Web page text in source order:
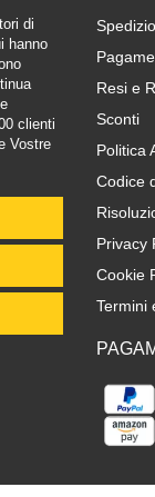
di
hanno
clienti
Vostre
Resi e
Sconti
Politica
Codice
Privacy
Cookie
Termini